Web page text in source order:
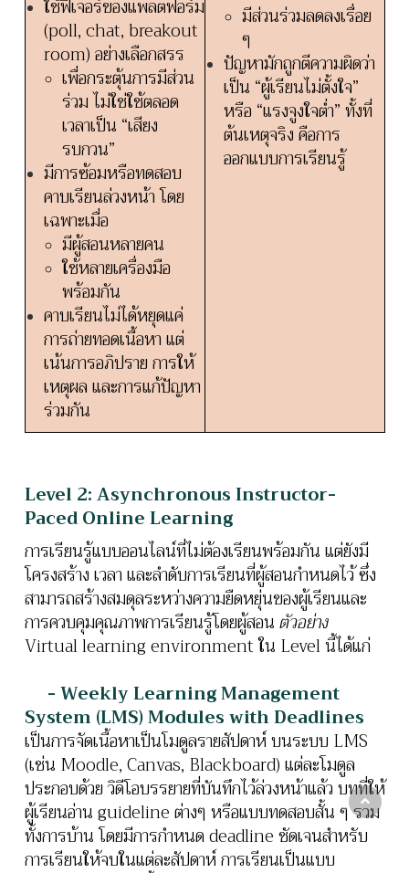
ใช้ฟีเจอร์ของแพลตฟอร์ม
(poll, chat, breakout
room) อย่างเลือกสรร
เพื่อกระตุ้นการมีส่วน
ร่วม ไม่ใช่ใช้ตลอด
เวลาเป็น “เสียง
รบกวน”
มีการซ้อมหรือทดสอบ
คาบเรียนล่วงหน้า โดย
เฉพาะเมื่อ
มีผู้สอนหลายคน
ใช้หลายเครื่องมือ
พร้อมกัน
คาบเรียนไม่ได้หยุดแค่
การถ่ายทอดเนื้อหาแต่
เน้นการอภิปราย การให้
เหตุผล และการแก้ปัญหา
ร่วมกัน
มีส่วนร่วมลดลงเรื่อย
ๆ
ปัญหามักถูกตีความผิดว่า
เป็น “ผู้เรียนไม่ตั้งใจ”
หรือ “แรงจูงใจต่ำ” ทั้งที่
ต้นเหตุจริง คือการ
ออกแบบการเรียนรู้
Level 2: Asynchronous Instructor-
Paced Online Learning
การเรียนรู้แบบออนไลน์ที่ไม่ต้องเรียนพร้อมกัน แต่ยังมี
โครงสร้าง เวลา และลำดับการเรียนที่ผู้สอนกำหนดไว้ ซึ่ง
สามารถสร้างสมดุลระหว่างความยืดหยุ่นของผู้เรียนและ
การควบคุมคุณภาพการเรียนรู้โดยผู้สอนตัวอย่าง
Virtual learning environment ใน Level นี้ได้แก่
- Weekly Learning Management
System (LMS) Modules with Deadlines
เป็นการจัดเนื้อหาเป็นโมดูลรายสัปดาห์ บนระบบ LMS
(เช่น Moodle, Canvas, Blackboard) แต่ละโมดูล
ประกอบด้วย วิดีโอบรรยายที่บันทึกไว้ล่วงหน้าแล้ว บทที่ให้
ผู้เรียนอ่าน guideline ต่างๆ หรือแบบทดสอบสั้น ๆ รวม
ทั้งการบ้านโดยมีการกำหนด deadline ชัดเจนสำหรับ
การเรียนให้จบในแต่ละสัปดาห์การเรียนเป็นแบบ